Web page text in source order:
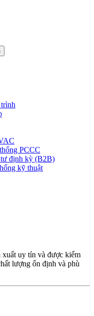
PCCC
định kỳ (B2B)
kỹ thuật
xuất uy tín và được kiểm
lượng ổn định và phù